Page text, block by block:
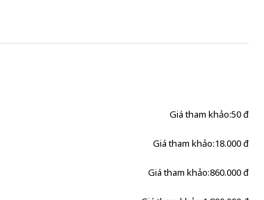
Giá tham khảo:50 đ
Giá tham khảo:18.000 đ
Giá tham khảo:860.000 đ